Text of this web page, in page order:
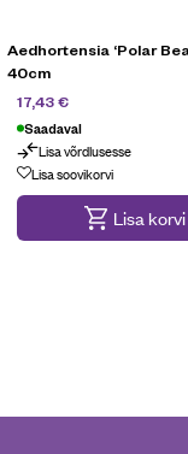
Aedhortensia ‘Polar
40cm
17,43€
Saadaval
Lisa võrdlusesse
Lisa soovikorvi
Lisa korvi